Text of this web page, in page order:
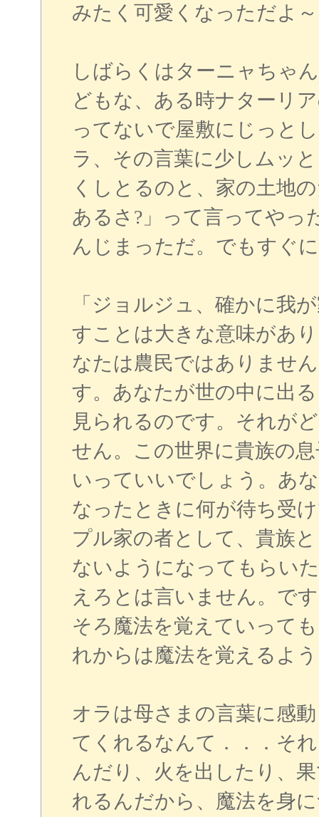
みたく可愛くなっただよ
しばらくはターニャちゃ
どもな、ある時ナターリ
ってないで屋敷にじっと
ラ、その言葉に少しムッ
くしとるのと、家の土地
あるさ?」って言ってやっ
んじまっただ。でもすぐ
「ジョルジュ、確かに我
すことは大きな意味があ
なたは農民ではありませ
す。あなたが世の中に出
見られるのです。それが
せん。この世界に貴族の
いっていいでしょう。あ
なったときに何が待ち受
プル家の者として、貴族
ないようになってもらい
えろとは言いません。で
そろ魔法を覚えていって
れからは魔法を覚えるよ
オラは母さまの言葉に感
てくれるなんて．．．そ
んだり、火を出したり、
れるんだから、魔法を身